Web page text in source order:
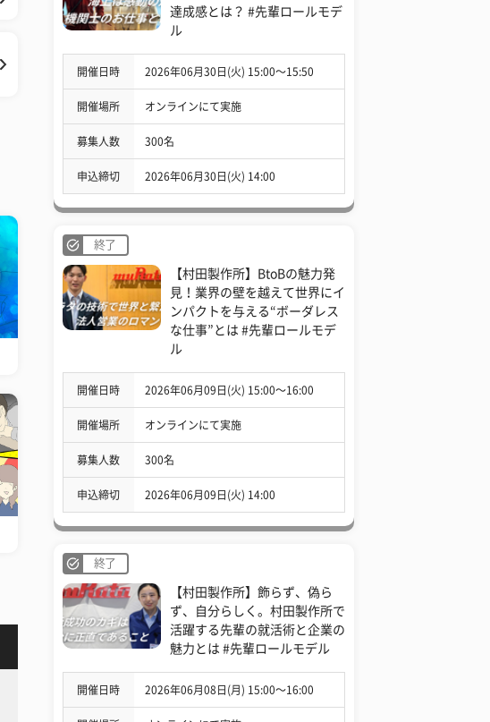
達成感とは？ #先輩ロールモデ
ル
開催日時 2026年06月30日(火) 15:00〜15:50
開催場所 オンラインにて実施
募集人数 300名
申込締切 2026年06月30日(火) 14:00
終了
【村田製作所】BtoBの魅力発
見！業界の壁を越えて世界にイ
ンパクトを与える“ボーダレス
な仕事”とは #先輩ロールモデ
ル
開催日時 2026年06月09日(火) 15:00〜16:00
開催場所 オンラインにて実施
募集人数 300名
申込締切 2026年06月09日(火) 14:00
終了
【村田製作所】飾らず、偽ら
ず、自分らしく。村田製作所で
活躍する先輩の就活術と企業の
魅力とは #先輩ロールモデル
開催日時 2026年06月08日(月) 15:00〜16:00